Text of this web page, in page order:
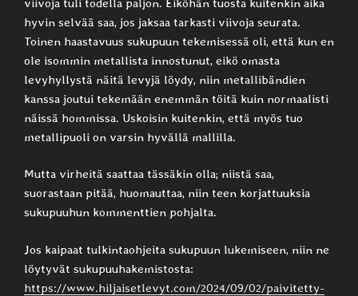
hyvin selvää saa, jos jaksaa tarkasti viivoja seurata.
Toinen haastavuus sukupuun tekemisessä oli, että kun en
ole isommin metallista innostunut, eikö omasta
levyhyllystä näitä levyjä löydy, niin metallibändien
kanssa joutui tekemään enemmän töitä kuin normaalisti
näissä hommissa. Uskoisin kuitenkin, että myös tuo
metallipuoli on varsin hyvällä mallilla.
Mutta virheitä saattaa tässäkin olla; niistä saa,
suorastaan pitää, huomauttaa, niin teen korjattuuksia
sukupuuhun kommenttien pohjalta.
Jos kaipaat tulkintaohjeita sukupuun lukemiseen, niin ne
löytyvät sukupuuhakemistosta:
https://www.hiljaisetlevyt.com/2024/09/02/paivitetty-